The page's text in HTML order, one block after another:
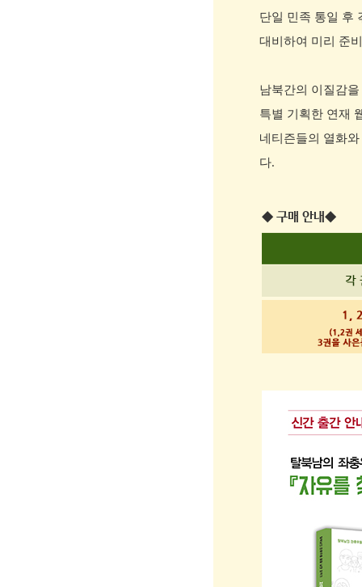
단일 민족 통일 후
대비하여 미리 준
남북간의 이질감
특별 기획한 연재
네티즌들의 열화
다.
◆ 구매 안내◆